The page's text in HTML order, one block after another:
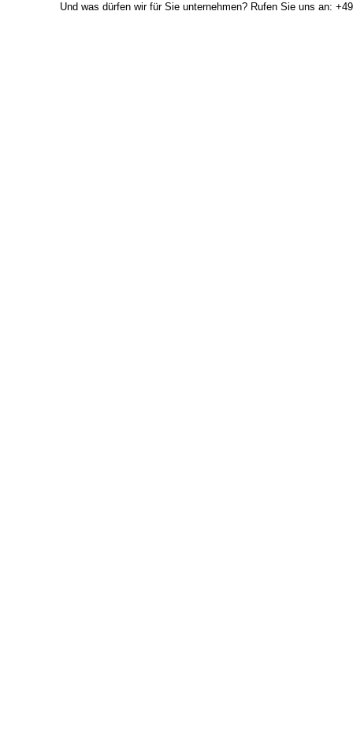
Und was dürfen wir für Sie unternehmen? Rufen Sie uns an: